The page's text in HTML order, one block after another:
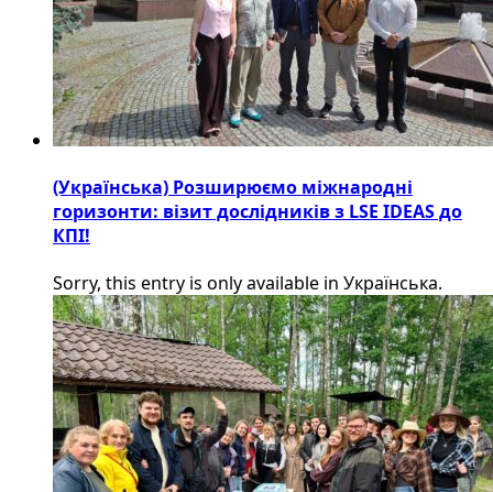
(Українська) Розширюємо міжнародні
горизонти: візит дослідників з LSE IDEAS до
КПІ!
Sorry, this entry is only available in Українська.